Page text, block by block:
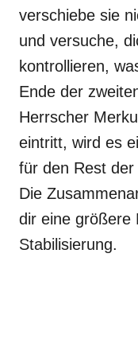
verschiebe sie
und versuche,
kontrollieren,
Ende der
Herrscher
eintritt, wird es
für den Rest
Die
dir eine größere
Stabilisierung.